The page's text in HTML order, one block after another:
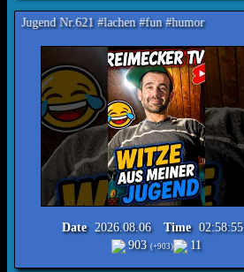
#lachen #fun #humor
Date 2026.08.06 Time 02:58:55
903(+903) 11